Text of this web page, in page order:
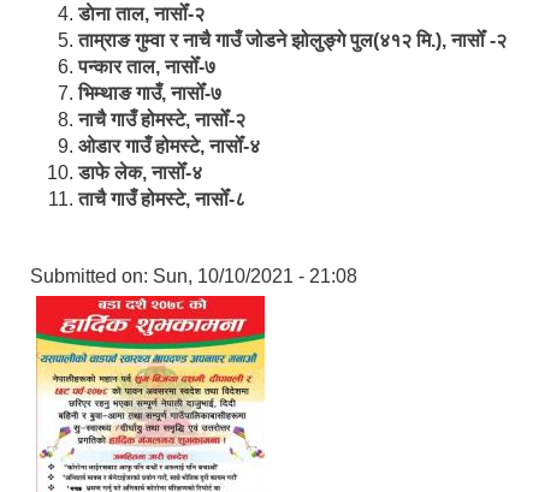
डाेना ताल, नासोँ-२
ताम्राङ गुम्वा र नाचै गाउँ जोडने झोलुङ्गे पुल(४१२ मि.), नासोँ -२
पन्कार ताल, नासोँ-७
भिम्थाङ गाउँ, नासोँ-७
नाचै गाउँ होमस्टे, नासोँ-२
ओ‍‍‌डार गाउँ होमस्टे, नासोँ-४
डाफे लेक, नासोँ-४
ताचै गाउँ होमस्टे, नासोँ-८
Submitted on: Sun, 10/10/2021 - 21:08